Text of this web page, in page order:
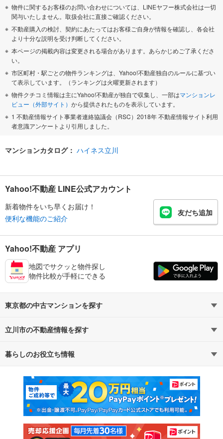
物件に関するお客様のお問い合わせについては、LINEヤフー株式会社は一切
関与いたしません。取扱会社に直接ご確認ください。
不動産購入の検討、契約にあたってはお客様ご自身が情報を確認し、各会社
より十分な説明を受け判断してください。
本ページの掲載内容は変更される場合があります。あらかじめご了承くださ
い。
市区町村・駅ごとの物件ランキングは、Yahoo!不動産独自のルールに基づい
て表示しています。（ランキングは火曜更新されます）
物件クチコミ情報は主にYahoo!不動産が独自で収集し、一部はマンションレ
ビュー（外部サイト） から提供されたものを表示しています。
1 不動産情報サイト事業者連絡協議会（RSC）2018年 不動産情報サイト利用
者意識アンケートより引用しました。
マンションカタログ： ハイネス立川
Yahoo!不動産 LINE公式アカウント
新着物件をいち早くお届け！
便利な機能のご紹介
友だち追加
Yahoo!不動産 アプリ
地図でサクッと物件探し
物件比較が手軽にできる
東京都の中古マンションを探す
路線・駅から探す
通勤・通学時間から探す
立川市の不動産情報を探す
不動産・住宅
新築マンション 中古マンション
新築一戸建て 中古一戸建て
注文住宅 土地
暮らしのお役立ち情報
マンションカタログ 教えて！住まいの先生